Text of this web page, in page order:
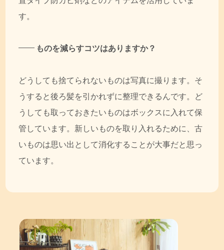
す。
ものを減らすコツはありますか？
どうしても捨てられないものは写真に撮ります。そ
うすると後ろ髪を引かれずに整理できるんです。ど
うしても取っておきたいものはボックスに入れて保
管しています。新しいものを取り入れるために、古
いものは思い出として消化することが大事だと思っ
ています。